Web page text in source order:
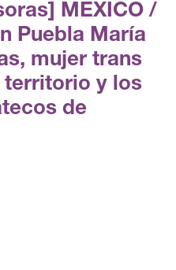
MÉXICO /
Puebla María
mujer trans
territorio y los
de